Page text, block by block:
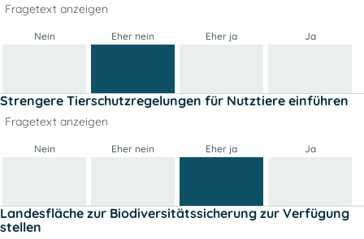
Fragetext anzeigen
Nein Eher nein Eher ja Ja
Strengere Tierschutzregelungen für Nutztiere einführen
Fragetext anzeigen
Nein Eher nein Eher ja Ja
Landesfläche zur Biodiversitätssicherung zur Verfügung
stellen